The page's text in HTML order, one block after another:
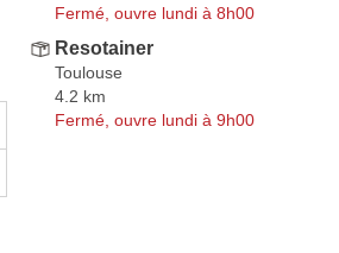
Fermé, ouvre lundi à 8h00
Resotainer
Toulouse
4.2 km
Fermé, ouvre lundi à 9h00